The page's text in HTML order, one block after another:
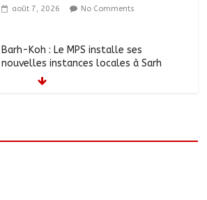
août 7, 2026 No Comments
Barh-Koh : Le MPS installe ses
nouvelles instances locales à Sarh
sur l’axe Faya-Kalaït